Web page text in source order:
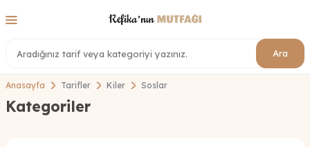
Ara
Anasayfa Tarifler Kiler Soslar
Kategoriler